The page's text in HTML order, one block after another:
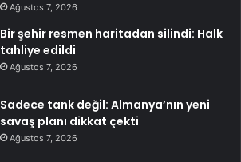
Ağustos 7, 2026
Bir şehir resmen haritadan silindi: Halk
tahliye edildi
Ağustos 7, 2026
Sadece tank değil: Almanya’nın yeni
savaş planı dikkat çekti
Ağustos 7, 2026